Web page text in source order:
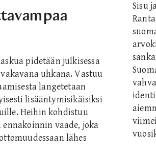
pidetään julkisessa
uhkana. Vastuu
langetetaan
lisääntymisikäisiksi
Heihin kohdistuu
vaade, joka
lähes
Sisu